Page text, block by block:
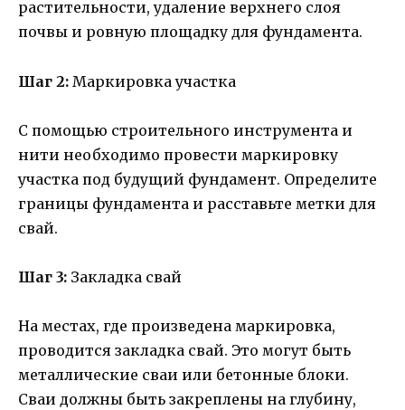
растительности, удаление верхнего слоя
почвы и ровную площадку для фундамента.
Шаг 2: Маркировка участка
С помощью строительного инструмента и
нити необходимо провести маркировку
участка под будущий фундамент. Определите
границы фундамента и расставьте метки для
свай.
Шаг 3: Закладка свай
На местах, где произведена маркировка,
проводится закладка свай. Это могут быть
металлические сваи или бетонные блоки.
Сваи должны быть закреплены на глубину,